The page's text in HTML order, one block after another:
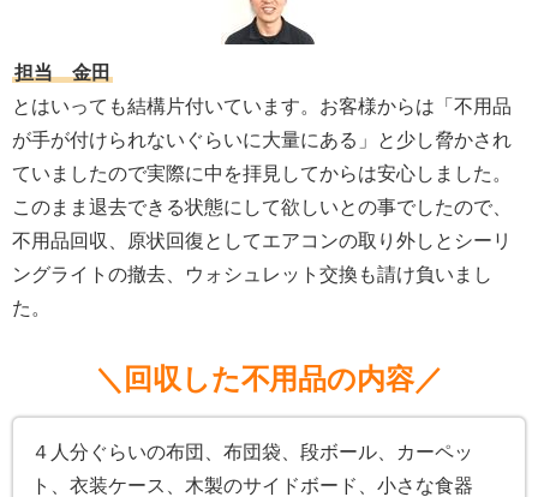
担当 金田
とはいっても結構片付いています。お客様からは「不用品
が手が付けられないぐらいに大量にある」と少し脅かされ
ていましたので実際に中を拝見してからは安心しました。
このまま退去できる状態にして欲しいとの事でしたので、
不用品回収、原状回復としてエアコンの取り外しとシーリ
ングライトの撤去、ウォシュレット交換も請け負いまし
た。
＼回収した不用品の内容／
４人分ぐらいの布団、布団袋、段ボール、カーペッ
ト、衣装ケース、木製のサイドボード、小さな食器